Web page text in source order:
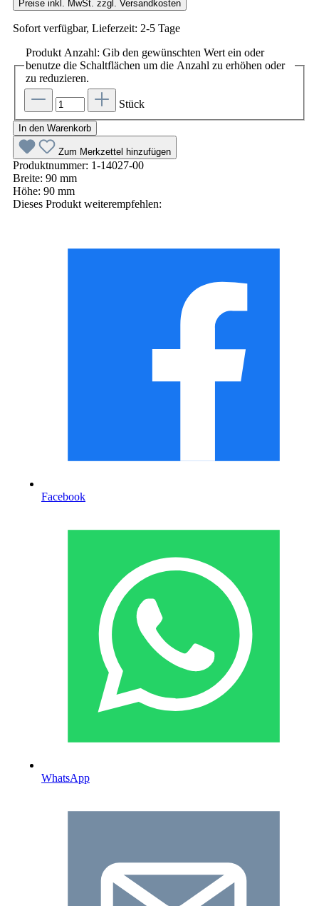
Preise inkl. MwSt. zzgl. Versandkosten
Sofort verfügbar, Lieferzeit: 2-5 Tage
Produkt Anzahl: Gib den gewünschten Wert ein oder
benutze die Schaltflächen um die Anzahl zu erhöhen oder
zu reduzieren.
Stück
In den Warenkorb
Zum Merkzettel hinzufügen
Produktnummer: 1-14027-00
Breite: 90 mm
Höhe: 90 mm
Dieses Produkt weiterempfehlen:
Facebook
WhatsApp